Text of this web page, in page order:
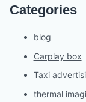
Categories
blog
Carplay box
Taxi
thermal